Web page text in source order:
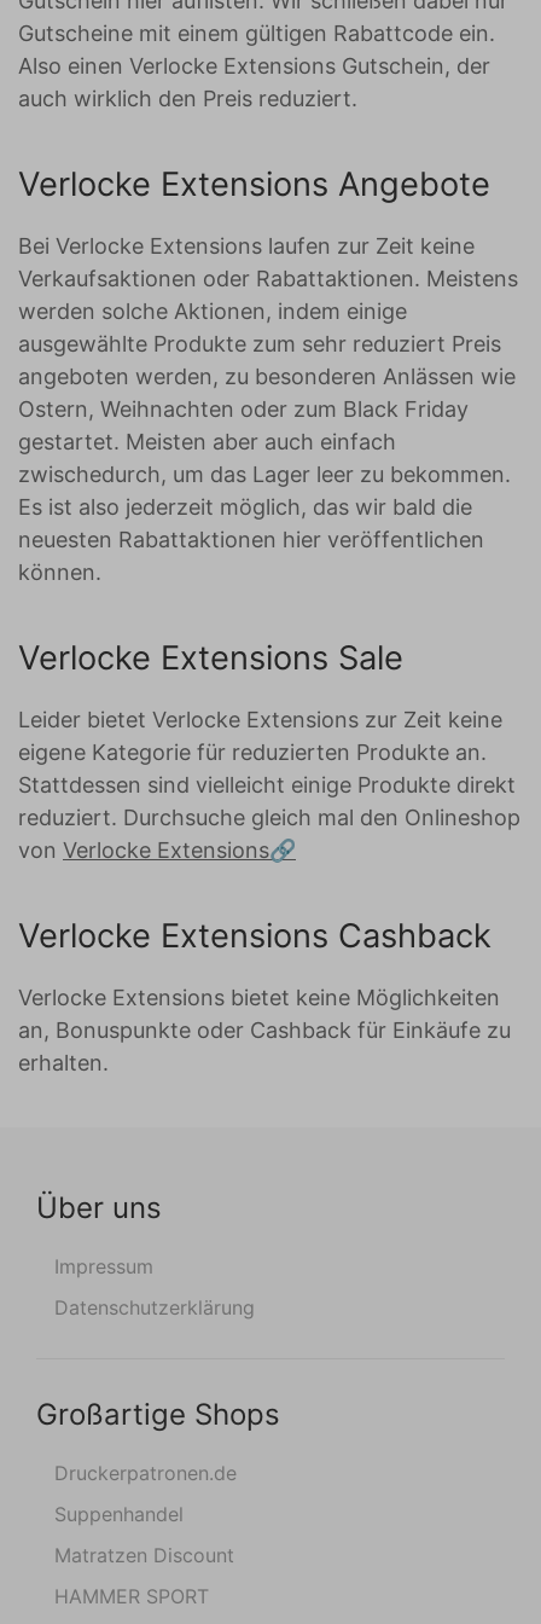
Gutscheine mit einem gültigen Rabattcode ein.
Also einen Verlocke Extensions Gutschein, der
auch wirklich den Preis reduziert.
Verlocke Extensions Angebote
Bei Verlocke Extensions laufen zur Zeit keine
Verkaufsaktionen oder Rabattaktionen. Meistens
werden solche Aktionen, indem einige
ausgewählte Produkte zum sehr reduziert Preis
angeboten werden, zu besonderen Anlässen wie
Ostern, Weihnachten oder zum Black Friday
gestartet. Meisten aber auch einfach
zwischedurch, um das Lager leer zu bekommen.
Es ist also jederzeit möglich, das wir bald die
neuesten Rabattaktionen hier veröffentlichen
können.
Verlocke Extensions Sale
Leider bietet Verlocke Extensions zur Zeit keine
eigene Kategorie für reduzierten Produkte an.
Stattdessen sind vielleicht einige Produkte direkt
reduziert. Durchsuche gleich mal den Onlineshop
von Verlocke Extensions
Verlocke Extensions Cashback
Verlocke Extensions bietet keine Möglichkeiten
an, Bonuspunkte oder Cashback für Einkäufe zu
erhalten.
Über uns
Impressum
Datenschutzerklärung
Großartige Shops
Druckerpatronen.de
Suppenhandel
Matratzen Discount
HAMMER SPORT